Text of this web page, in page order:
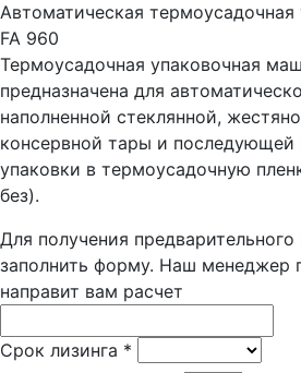
Автоматическая
FA 960
Термоусадочная упаковочная
предназначена для
наполненной стеклянной,
консервной тары и последующей
упаковки в термоусадочную
без).
Для получения
заполнить форму. Наш менеджер
направит вам расчет
Срок лизинга *